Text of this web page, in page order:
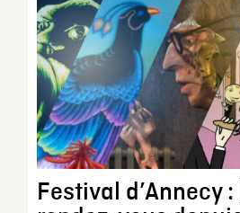
Festival d’Annecy :